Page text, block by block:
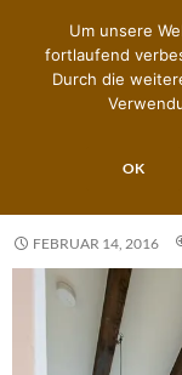
FEBRUAR 14, 2016
Um unsere
fortlaufend
Durch die
OK